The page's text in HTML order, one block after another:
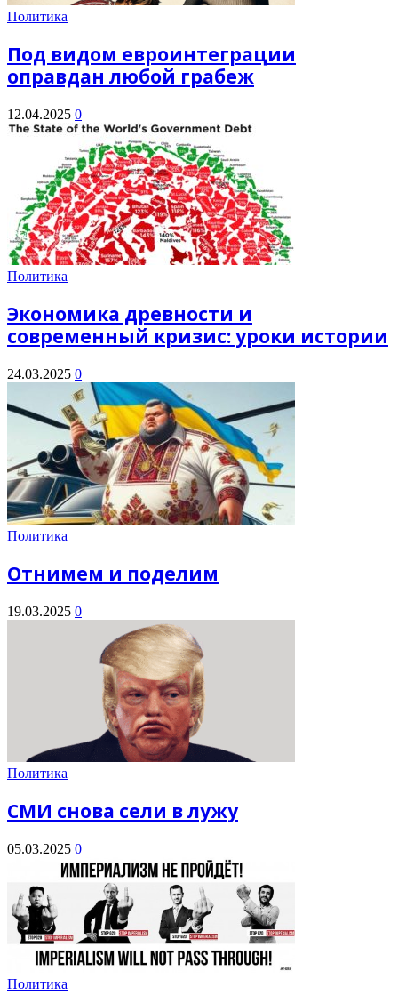
Политика
Под видом евроинтеграции
оправдан любой грабеж
12.04.2025 0
Политика
Экономика древности и
современный кризис: уроки истории
24.03.2025 0
Политика
Отнимем и поделим
19.03.2025 0
Политика
СМИ снова сели в лужу
05.03.2025 0
Политика